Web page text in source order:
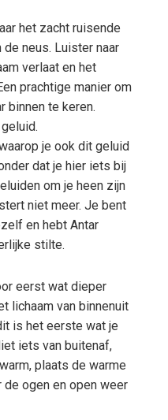
het zacht ruisende
neus. Luister naar
verlaat en het
prachtige manier om
binnen te keren.
je ook dit geluid
dat je hier iets bij
om je heen zijn
niet meer. Je bent
en hebt Antar
stilte.
eerst wat dieper
lichaam van binnenuit
is het eerste wat je
iets van buitenaf,
plaats de warme
ogen en open weer